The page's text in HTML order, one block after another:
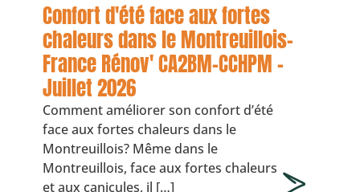
Confort d'été face aux fortes
chaleurs dans le Montreuillois-
France Rénov' CA2BM-CCHPM -
Juillet 2026
Comment améliorer son confort d’été
face aux fortes chaleurs dans le
Montreuillois? Même dans le
Montreuillois, face aux fortes chaleurs
et aux canicules, il […]